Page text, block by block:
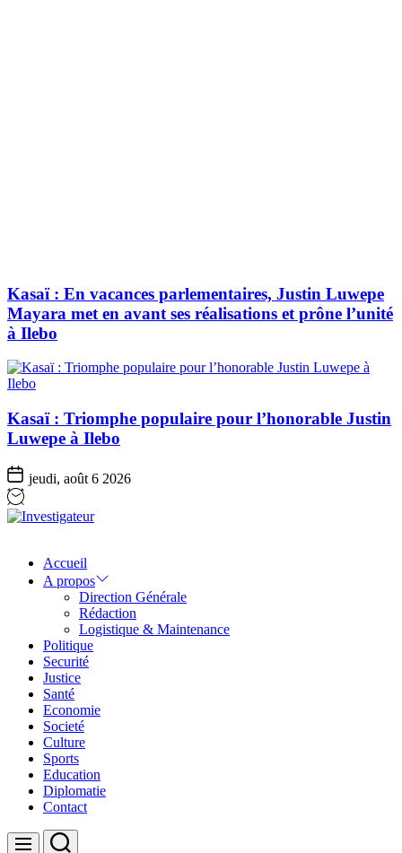
Kasaï : En vacances parlementaires, Justin Luwepe
Mayara met en avant ses réalisations et prône l’unité
à Ilebo
Kasaï : Triomphe populaire pour l’honorable Justin
Luwepe à Ilebo
jeudi, août 6 2026
Accueil
A propos
Direction Générale
Rédaction
Logistique & Maintenance
Politique
Securité
Justice
Santé
Economie
Societé
Culture
Sports
Education
Diplomatie
Contact
Menu Search